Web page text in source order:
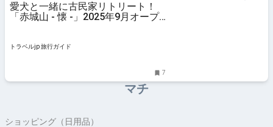
愛犬と一緒に古民家リトリート！
「赤城山 - 懐 -」2025年9月オープ
トラベルjp 旅行ガイド
7
マチ
ショッピング（日用品）